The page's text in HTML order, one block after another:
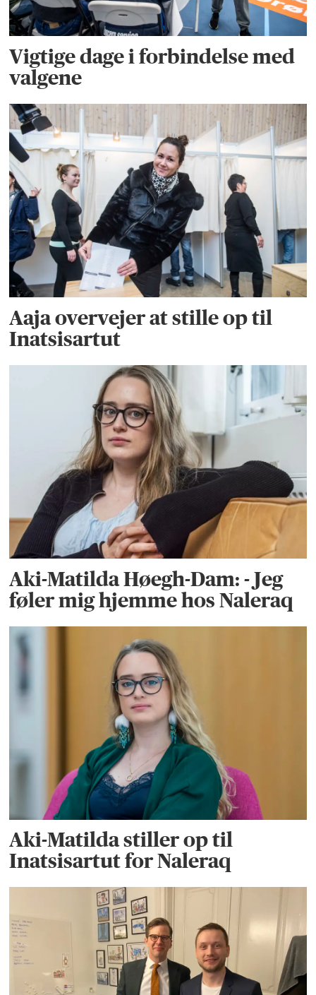
Vigtige dage i forbindelse med
valgene
Aaja overvejer at stille op til
Inatsisartut
Aki-Matilda Høegh-Dam: - Jeg
føler mig hjemme hos Naleraq
Aki-Matilda stiller op til
Inatsisartut for Naleraq